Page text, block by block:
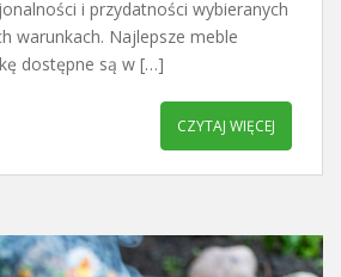
i przydatności wybieranych
warunkach. Najlepsze meble
dostępne są w […]
CZYTAJ WIĘCEJ